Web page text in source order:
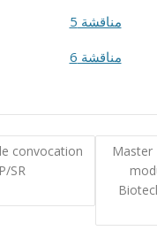
مناقشة 5
مناقشة 6
convocation
SR
Master